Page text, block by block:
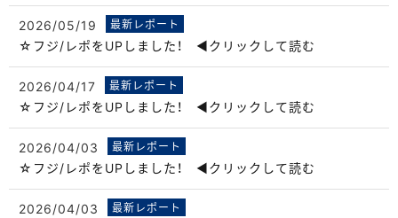
2026/05/19 最新レポート
☆フジ/レポをUPしました！ ◀クリックして読む
2026/04/17 最新レポート
☆フジ/レポをUPしました！ ◀クリックして読む
2026/04/03 最新レポート
☆フジ/レポをUPしました！ ◀クリックして読む
2026/04/03 最新レポート